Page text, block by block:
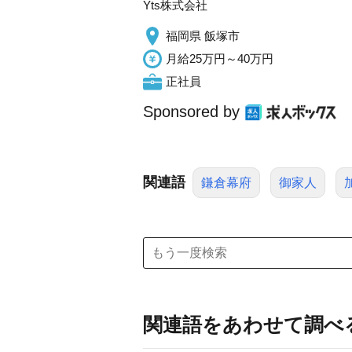
Yts株式会社
福岡県 飯塚市
月給25万円～40万円
正社員
Sponsored by
関連語 鎌倉幕府 御家人
関連語をあわせて調べ